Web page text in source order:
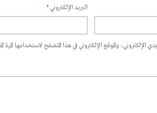
البريد الإلكتروني*
والموقع الإلكتروني في هذا المتصفح لاستخدامها المرة